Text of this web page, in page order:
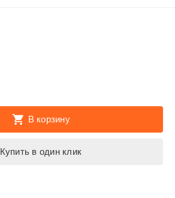
В корзину
Купить в один клик